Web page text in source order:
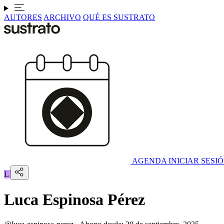
AUTORES ARCHIVO QUÉ ES SUSTRATO
AGENDA INICIAR
L
Luca Espinosa Pérez